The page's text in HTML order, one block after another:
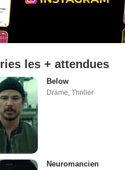
les + attendues
Below
Drame, Thriller
Neuromancien